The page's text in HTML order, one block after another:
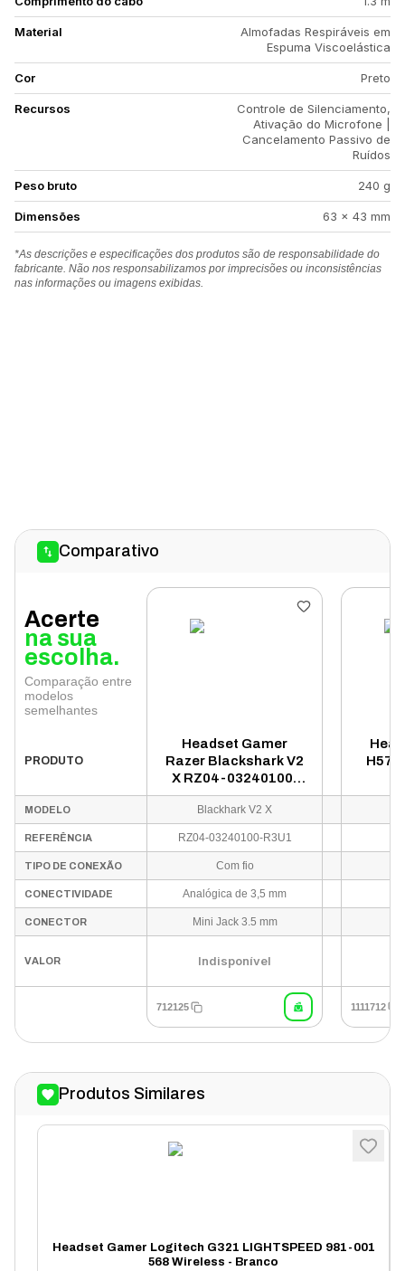
Material
Almofadas Respiráveis em
Espuma Viscoelástica
Cor Preto
Recursos
Controle de Silenciamento,
Ativação do Microfone |
Cancelamento Passivo de
Ruídos
Peso bruto 240 g
Dimensões 63 x 43 mm
*As descrições e especificações dos produtos são de responsabilidade do
fabricante. Não nos responsabilizamos por imprecisões ou inconsistências
nas informações ou imagens exibidas.
Comparativo
Acerte
na sua
escolha.
Comparação entre
modelos
semelhantes
PRODUTO
Headset Gamer
Razer Blackshark V2
X RZ04-03240100-
R3U1 P2 - Preto
MODELO Blackhark V2 X
REFERÊNCIA RZ04-03240100-R3U1
TIPO DE CONEXÃO Com fio
CONECTIVIDADE Analógica de 3,5 mm
CONECTOR Mini Jack 3.5 mm
VALOR Indisponível
712125 1111712
Produtos Similares
Headset Gamer Logitech G321 LIGHTSPEED 981-001
568 Wireless - Branco